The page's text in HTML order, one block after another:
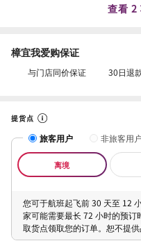
查看 2
樟宜我爱购保证
与门店同价保证 30日退
提货点
旅客用户 非旅客用户
离境
您可于航班起飞前 30 天至 12
家可能需要最长 72 小时的预
取货点领取您的订单。恕不提供